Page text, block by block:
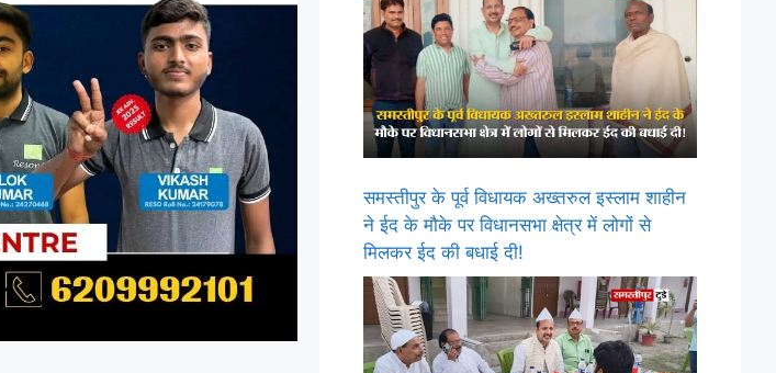
समस्तीपुर के पूर्व विधायक अख्तरुल इस्लाम शाहीन
ने ईद के मौके पर विधानसभा क्षेत्र में लोगों से
मिलकर ईद की बधाई दी!